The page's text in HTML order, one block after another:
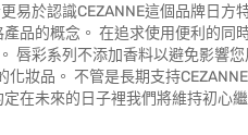
易於認識CEZANNE這個品牌日方
品的概念。 在追求使用便利的同
唇彩系列不添加香料以避免影響
妝品。 不管是長期支持
在未來的日子裡我們將維持初心